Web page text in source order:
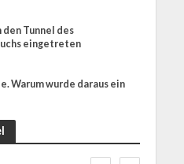
den Tunnel des
eingetreten
Warum wurde daraus ein